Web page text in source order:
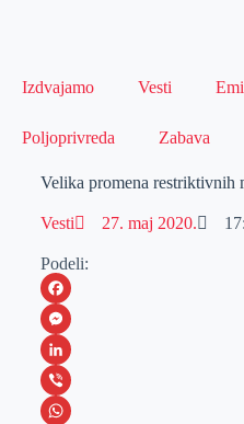
Izdvajamo Vesti
Poljoprivreda Zabava
Velika promena restriktivnih
Vesti 27. maj 2020.
Podeli:
F
a
c
e
M
e
s
L
iV